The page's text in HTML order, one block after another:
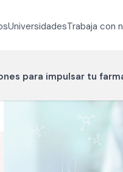
UniversidadesTrabaja con
para impulsar tu